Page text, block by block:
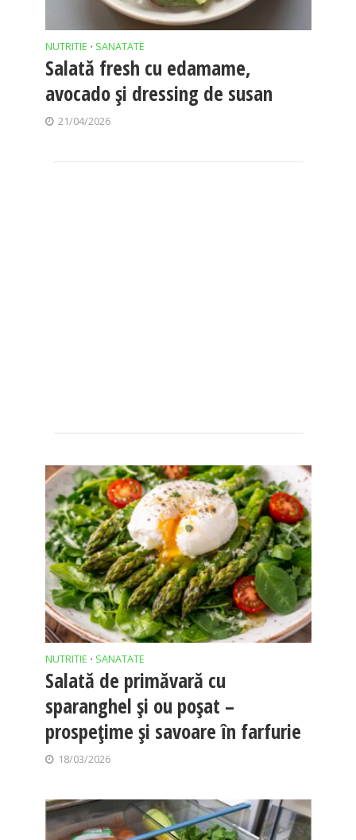
NUTRITIE • SANATATE
Salată fresh cu edamame,
avocado și dressing de susan
21/04/2026
NUTRITIE • SANATATE
Salată de primăvară cu
sparanghel și ou poșat –
prospețime și savoare în farfurie
18/03/2026